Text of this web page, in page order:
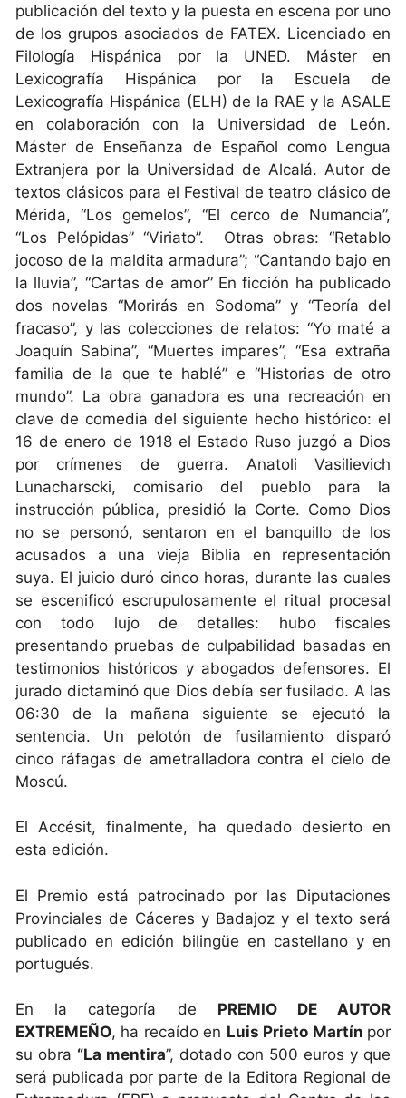
publicación del texto y la puesta en escena por uno
de los grupos asociados de FATEX. Licenciado en
Filología Hispánica por la UNED. Máster en
Lexicografía Hispánica por la Escuela de
Lexicografía Hispánica (ELH) de la RAE y la ASALE
en colaboración con la Universidad de León.
Máster de Enseñanza de Español como Lengua
Extranjera por la Universidad de Alcalá. Autor de
textos clásicos para el Festival de teatro clásico de
Mérida, “Los gemelos”, “El cerco de Numancia”,
“Los Pelópidas” “Viriato”. Otras obras: “Retablo
jocoso de la maldita armadura”; “Cantando bajo en
la lluvia”, “Cartas de amor” En ficción ha publicado
dos novelas “Morirás en Sodoma” y “Teoría del
fracaso”, y las colecciones de relatos: “Yo maté a
Joaquín Sabina”, “Muertes impares”, “Esa extraña
familia de la que te hablé” e “Historias de otro
mundo”. La obra ganadora es una recreación en
clave de comedia del siguiente hecho histórico: el
16 de enero de 1918 el Estado Ruso juzgó a Dios
por crímenes de guerra. Anatoli Vasilievich
Lunacharscki, comisario del pueblo para la
instrucción pública, presidió la Corte. Como Dios
no se personó, sentaron en el banquillo de los
acusados a una vieja Biblia en representación
suya. El juicio duró cinco horas, durante las cuales
se escenificó escrupulosamente el ritual procesal
con todo lujo de detalles: hubo fiscales
presentando pruebas de culpabilidad basadas en
testimonios históricos y abogados defensores. El
jurado dictaminó que Dios debía ser fusilado. A las
06:30 de la mañana siguiente se ejecutó la
sentencia. Un pelotón de fusilamiento disparó
cinco ráfagas de ametralladora contra el cielo de
Moscú.
El Accésit, finalmente, ha quedado desierto en
esta edición.
El Premio está patrocinado por las Diputaciones
Provinciales de Cáceres y Badajoz y el texto será
publicado en edición bilingüe en castellano y en
portugués.
En la categoría de PREMIO DE AUTOR
EXTREMEÑO, ha recaído en Luis Prieto Martín por
su obra “La mentira”, dotado con 500 euros y que
será publicada por parte de la Editora Regional de